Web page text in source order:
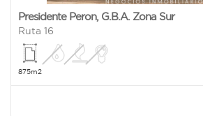
Presidente Peron, G.B.A. Zona Sur
Ruta 16
875m2